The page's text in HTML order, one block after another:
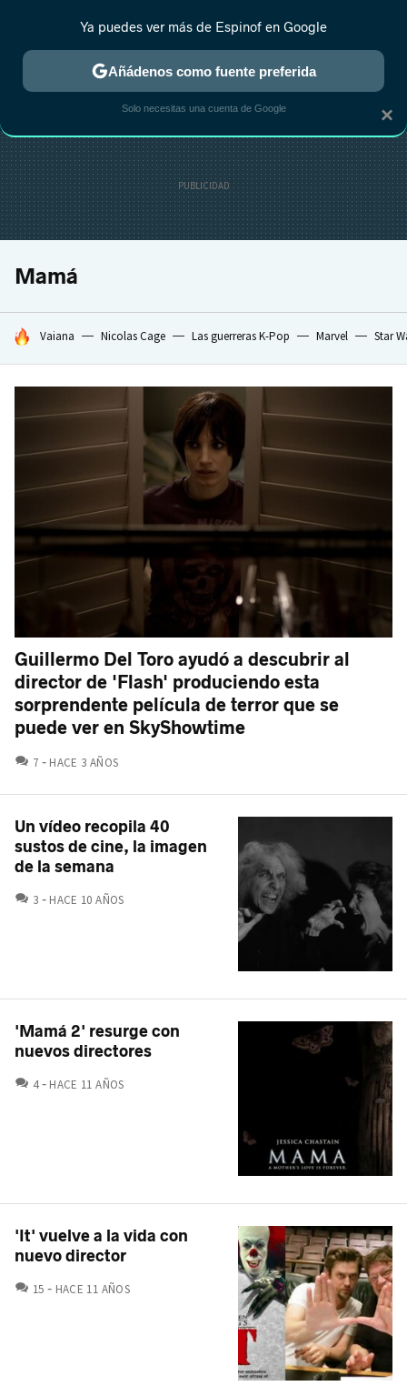
ESTRENOS REALITY ANIME RANKINGS CINE
Mamá
HOY SE HABLA DE
Vaiana Nicolas Cage Las guerreras K-Pop Marvel Star
Guillermo Del Toro ayudó a descubrir al
director de 'Flash' produciendo esta
sorprendente película de terror que se
puede ver en SkyShowtime
7 COMENTARIOS
HACE 3 AÑOS
Un vídeo recopila 40
sustos de cine, la imagen
de la semana
3 COMENTARIOS
HACE 10 AÑOS
'Mamá 2' resurge con
nuevos directores
4 COMENTARIOS
HACE 11 AÑOS
'It' vuelve a la vida con
nuevo director
15 COMENTARIOS
HACE 11 AÑOS
×
Ya puedes ver más de Espinof en Google
Añádenos como fuente preferida
Solo necesitas una cuenta de Google